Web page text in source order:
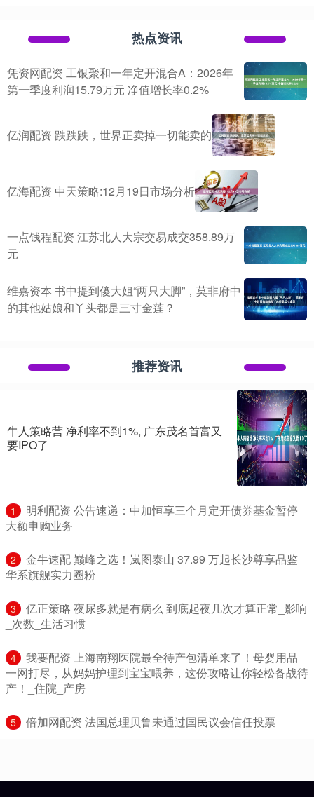
热点资讯
凭资网配资 工银聚和一年定开混合A：2026年
第一季度利润15.79万元 净值增长率0.2%
亿润配资 跌跌跌，世界正卖掉一切能卖的
亿海配资 中天策略:12月19日市场分析
一点钱程配资 江苏北人大宗交易成交358.89万
元
维嘉资本 书中提到傻大姐“两只大脚”，莫非府中
的其他姑娘和丫头都是三寸金莲？
推荐资讯
牛人策略营 净利率不到1%, 广东茂名首富又
要IPO了
1
​明利配资 公告速递：中加恒享三个月定开债券基金暂停
大额申购业务
2
​金牛速配 巅峰之选！岚图泰山 37.99 万起长沙尊享品鉴
华系旗舰实力圈粉
3
​亿正策略 夜尿多就是有病么 到底起夜几次才算正常_影响
_次数_生活习惯
4
​我要配资 上海南翔医院最全待产包清单来了！母婴用品
一网打尽，从妈妈护理到宝宝喂养，这份攻略让你轻松备战待
产！_住院_产房
5 ​倍加网配资 法国总理贝鲁未通过国民议会信任投票